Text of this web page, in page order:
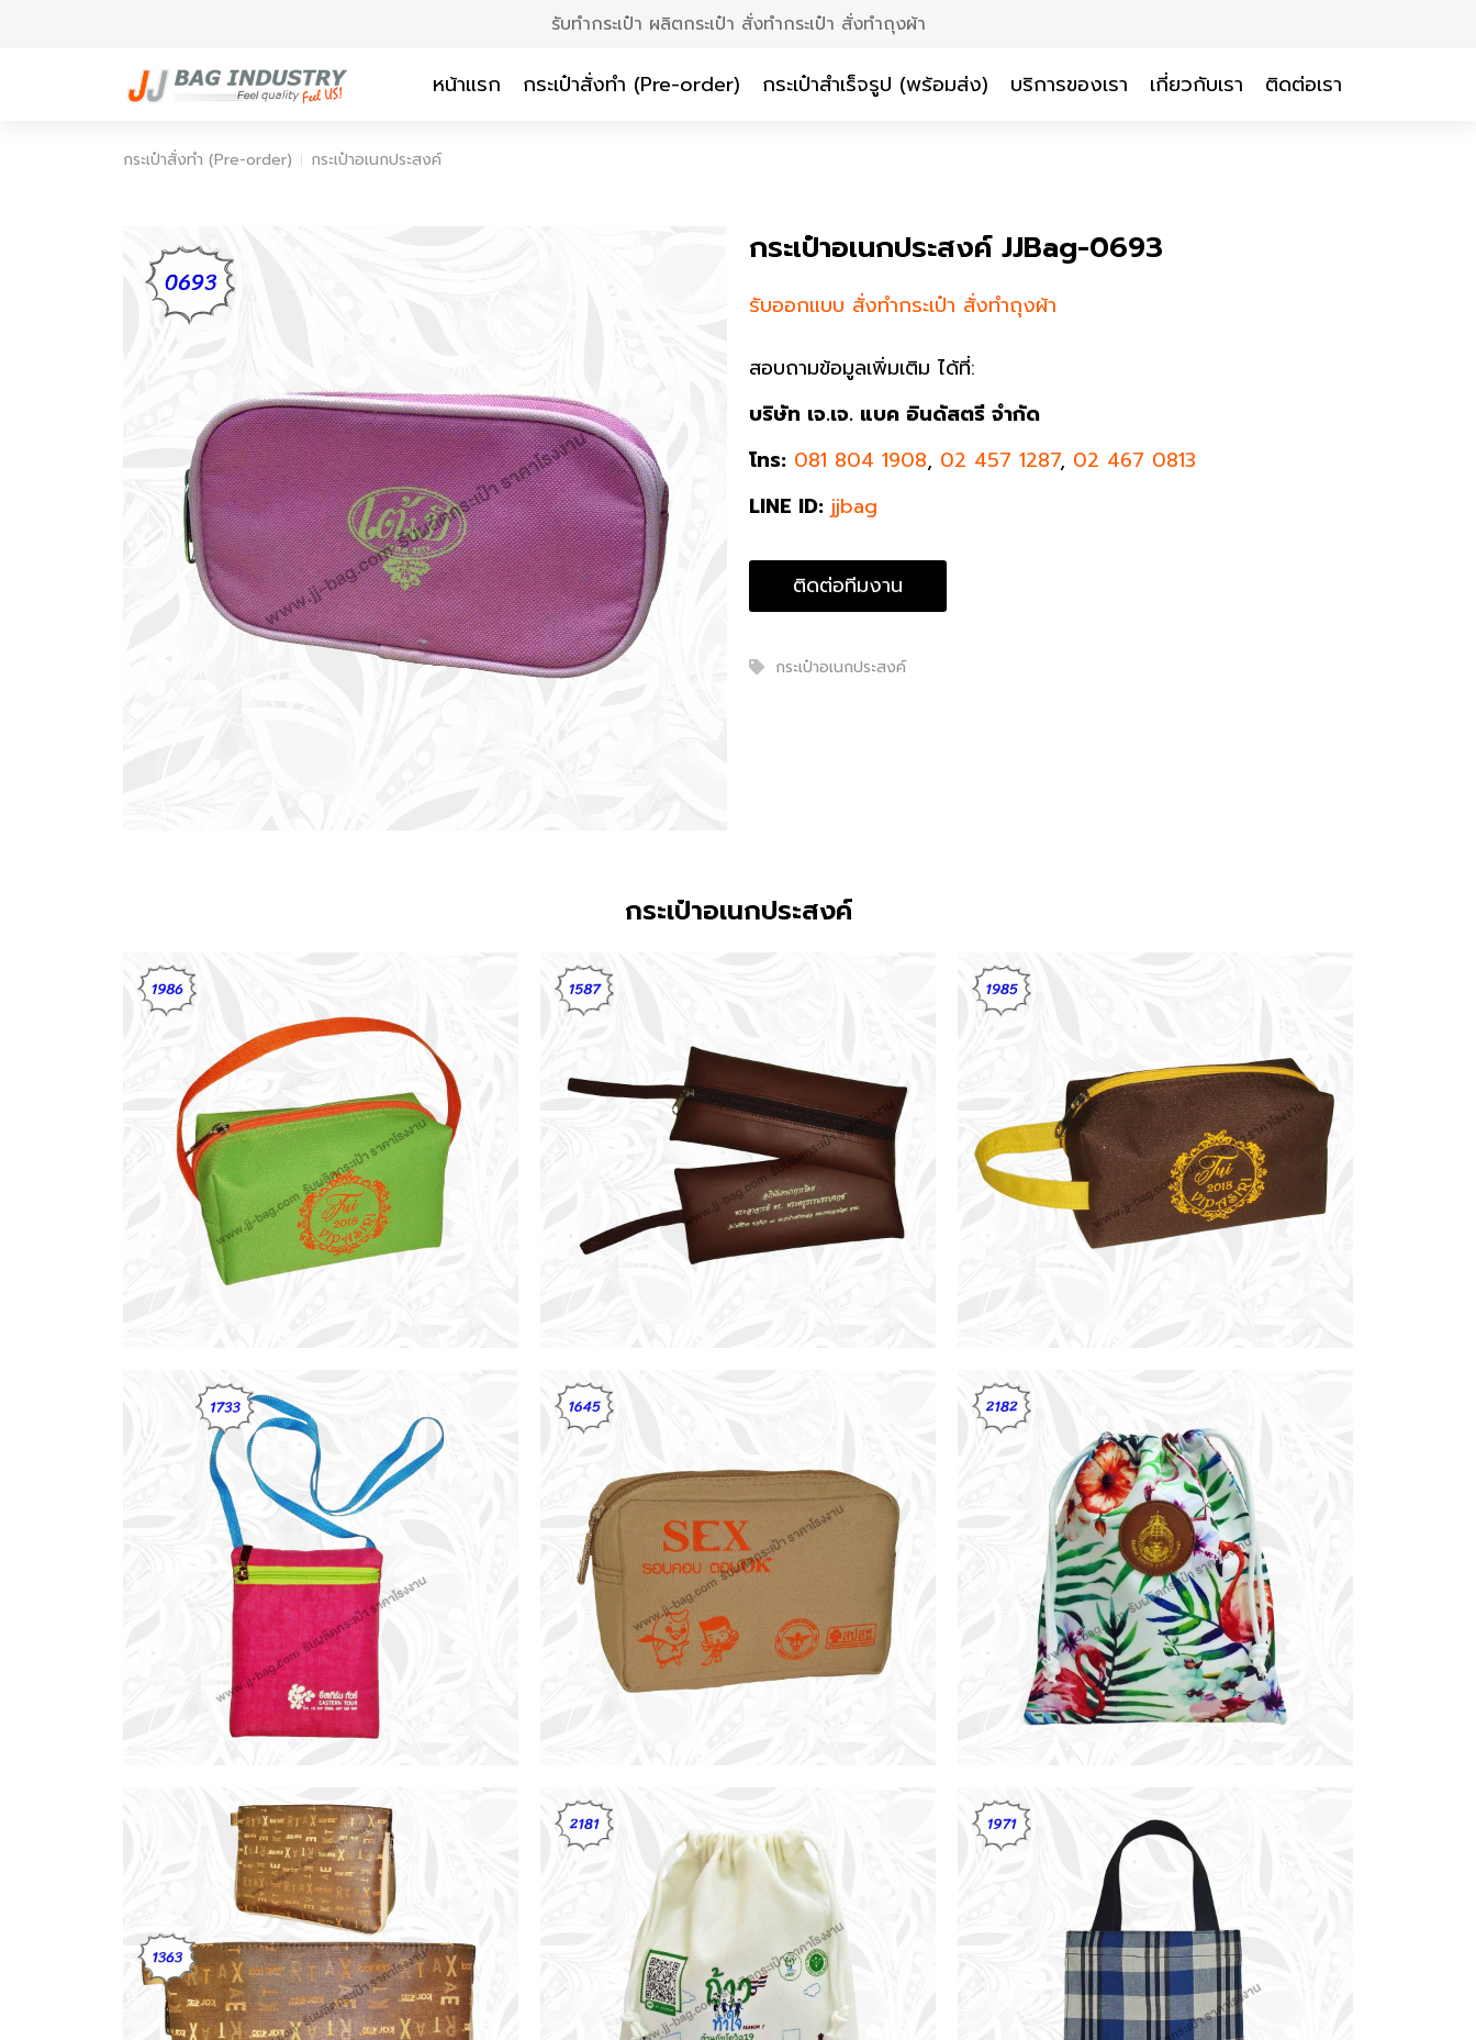
รับทำกระเป๋า ผลิตกระเป๋า สั่งทำกระเป๋า สั่งทำถุงผ้า
หน้าแรก กระเป๋าสั่งทำ (Pre-order) กระเป๋าสำเร็จรูป (พร้อมส่ง) บริการของเรา เกี่ยวกับเรา ติดต่อเรา
กระเป๋าสั่งทำ (Pre-order) กระเป๋าอเนกประสงค์
กระเป๋าอเนกประสงค์ JJBag-0693
รับออกแบบ สั่งทำกระเป๋า สั่งทำถุงผ้า
สอบถามข้อมูลเพิ่มเติม ได้ที่:
บริษัท เจ.เจ. แบค อินดัสตรี จำกัด
โทร: 081 804 1908, 02 457 1287, 02 467 0813
LINE ID: jjbag
ติดต่อทีมงาน
กระเป๋าอเนกประสงค์
กระเป๋าอเนกประสงค์